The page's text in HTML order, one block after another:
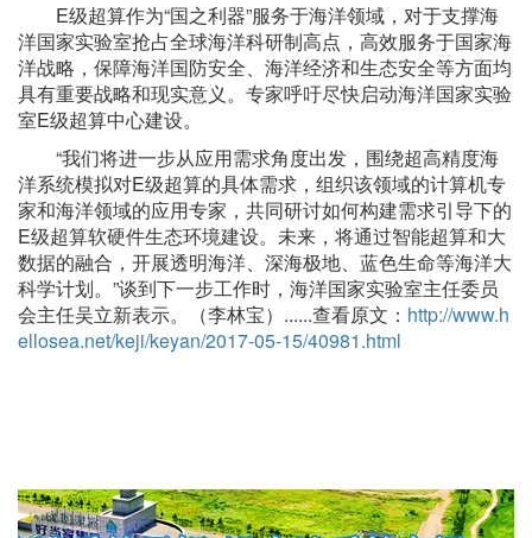
E级超算作为“国之利器”服务于海洋领域，对于支撑海
洋国家实验室抢占全球海洋科研制高点，高效服务于国家海
洋战略，保障海洋国防安全、海洋经济和生态安全等方面均
具有重要战略和现实意义。专家呼吁尽快启动海洋国家实验
室E级超算中心建设。
“我们将进一步从应用需求角度出发，围绕超高精度海
洋系统模拟对E级超算的具体需求，组织该领域的计算机专
家和海洋领域的应用专家，共同研讨如何构建需求引导下的
E级超算软硬件生态环境建设。未来，将通过智能超算和大
数据的融合，开展透明海洋、深海极地、蓝色生命等海洋大
科学计划。”谈到下一步工作时，海洋国家实验室主任委员
会主任吴立新表示。（李林宝）......查看原文： http://www.h
ellosea.net/keji/keyan/2017-05-15/40981.html